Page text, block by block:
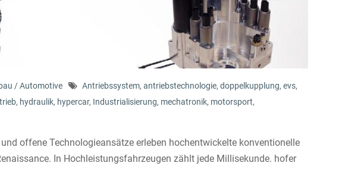
/ Automotive Antriebssystem, antriebstechnologie, doppelkupplung, evs,
, hydraulik, hypercar, Industrialisierung, mechatronik, motorsport,
offene Technologieansätze erleben hochentwickelte konventionelle
In Hochleistungsfahrzeugen zählt jede Millisekunde. hofer